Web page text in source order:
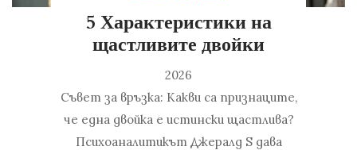
5 Характеристики на
щастливите двойки
2026
Съвет за връзка: Какви са признаците,
че една двойка е истински щастлива?
Психоаналитикът Джералд S дава